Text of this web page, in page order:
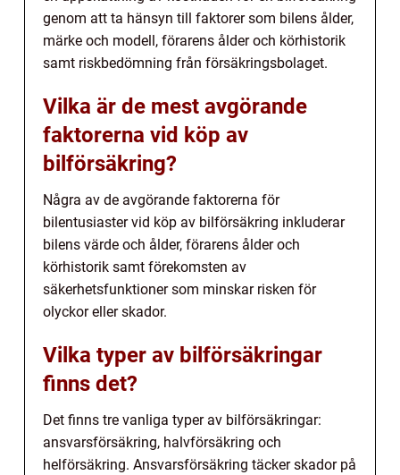
genom att ta hänsyn till faktorer som bilens ålder,
märke och modell, förarens ålder och körhistorik
samt riskbedömning från försäkringsbolaget.
Vilka är de mest avgörande
faktorerna vid köp av
bilförsäkring?
Några av de avgörande faktorerna för
bilentusiaster vid köp av bilförsäkring inkluderar
bilens värde och ålder, förarens ålder och
körhistorik samt förekomsten av
säkerhetsfunktioner som minskar risken för
olyckor eller skador.
Vilka typer av bilförsäkringar
finns det?
Det finns tre vanliga typer av bilförsäkringar:
ansvarsförsäkring, halvförsäkring och
helförsäkring. Ansvarsförsäkring täcker skador på